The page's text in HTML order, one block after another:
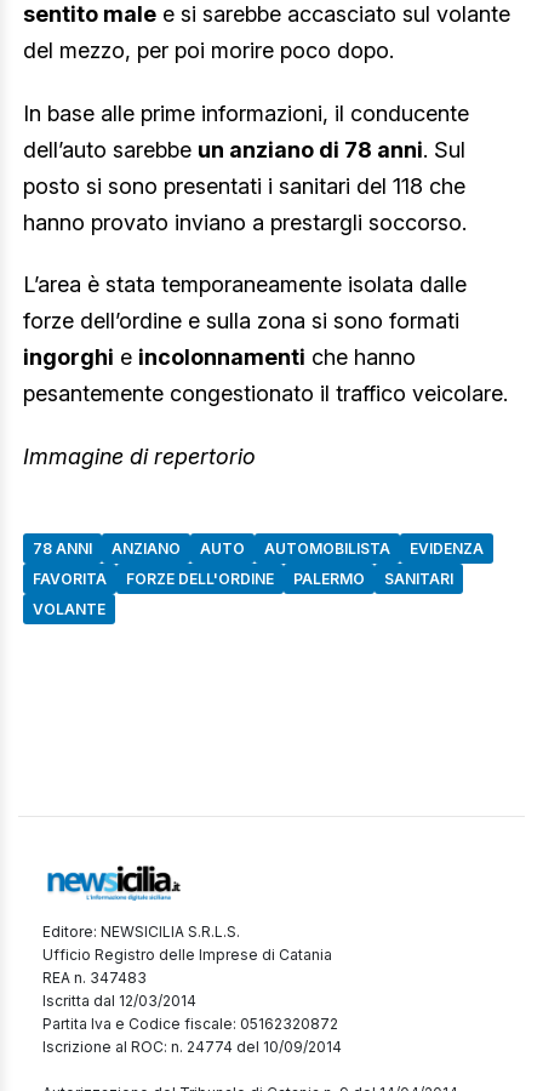
sentito male e si sarebbe accasciato sul volante
del mezzo, per poi morire poco dopo.
In base alle prime informazioni, il conducente
dell’auto sarebbe un anziano di 78 anni. Sul
posto si sono presentati i sanitari del 118 che
hanno provato inviano a prestargli soccorso.
L’area è stata temporaneamente isolata dalle
forze dell’ordine e sulla zona si sono formati
ingorghi e incolonnamenti che hanno
pesantemente congestionato il traffico veicolare.
Immagine di repertorio
78 ANNI ANZIANO AUTO AUTOMOBILISTA
EVIDENZA
FAVORITA
FORZE DELL'ORDINE PALERMO
SANITARI
VOLANTE
Editore: NEWSICILIA S.R.L.S.
Ufficio Registro delle Imprese di Catania
REA n. 347483
Iscritta dal 12/03/2014
Partita Iva e Codice fiscale: 05162320872
Iscrizione al ROC: n. 24774 del 10/09/2014